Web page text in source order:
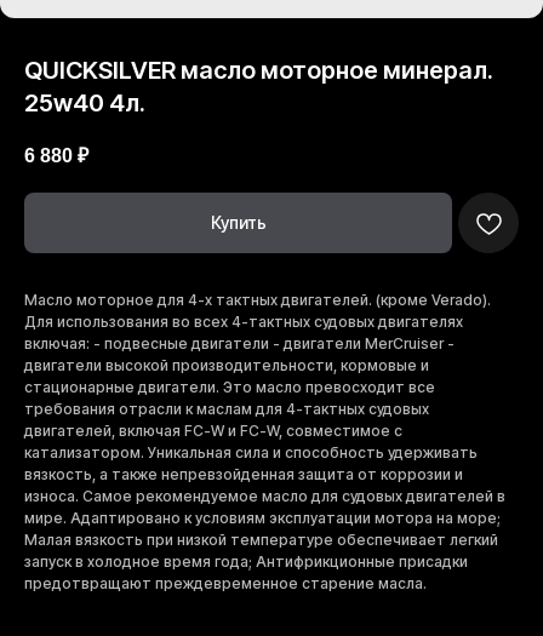
QUICKSILVER масло моторное минерал.
25w40 4л.
6 880 ₽
Купить
Масло моторное для 4-х тактных двигателей. (кроме Verado).
Для использования во всех 4-тактных судовых двигателях
включая: - подвесные двигатели - двигатели MerCruiser -
двигатели высокой производительности, кормовые и
стационарные двигатели. Это масло превосходит все
требования отрасли к маслам для 4-тактных судовых
двигателей, включая FC-W и FC-W, совместимое с
катализатором. Уникальная сила и способность удерживать
вязкость, а также непревзойденная защита от коррозии и
износа. Самое рекомендуемое масло для судовых двигателей в
мире. Адаптировано к условиям эксплуатации мотора на море;
Малая вязкость при низкой температуре обеспечивает легкий
запуск в холодное время года; Антифрикционные присадки
предотвращают преждевременное старение масла.